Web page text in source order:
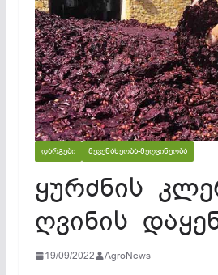
ᲓᲐᲠᲒᲔᲑᲘ ᲛᲔᲕᲔᲜᲐᲮᲔᲝᲑᲐ-ᲛᲔᲦᲕᲘᲜᲔᲝᲑᲐ
ყურძნის
ღვინის
19/09/2022 AgroNews